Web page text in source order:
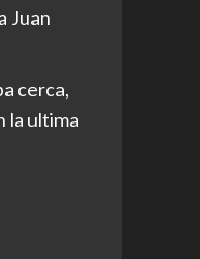
Juan
cerca,
la ultima